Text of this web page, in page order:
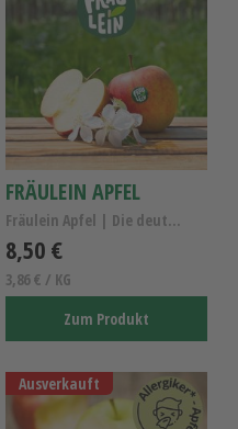
FRÄULEIN APFEL
Fräulein Apfel | Die deutsche Apfelentdeckung
8,50 €
3,86 € / KG
Zum Produkt
Ausverkauft